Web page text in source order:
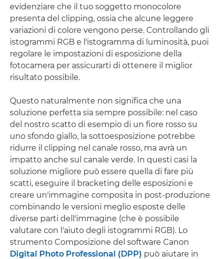
evidenziare che il tuo soggetto monocolore
presenta del clipping, ossia che alcune leggere
variazioni di colore vengono perse. Controllando gli
istogrammi RGB e l'istogramma di luminosità, puoi
regolare le impostazioni di esposizione della
fotocamera per assicurarti di ottenere il miglior
risultato possibile.
Questo naturalmente non significa che una
soluzione perfetta sia sempre possibile: nel caso
del nostro scatto di esempio di un fiore rosso su
uno sfondo giallo, la sottoesposizione potrebbe
ridurre il clipping nel canale rosso, ma avrà un
impatto anche sul canale verde. In questi casi la
soluzione migliore può essere quella di fare più
scatti, eseguire il bracketing delle esposizioni e
creare un'immagine composita in post-produzione
combinando le versioni meglio esposte delle
diverse parti dell'immagine (che è possibile
valutare con l'aiuto degli istogrammi RGB). Lo
strumento Composizione del software Canon
Digital Photo Professional (DPP) può aiutare in